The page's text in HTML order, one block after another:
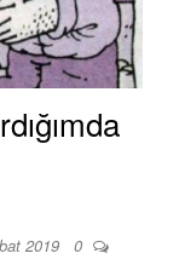
2019 0